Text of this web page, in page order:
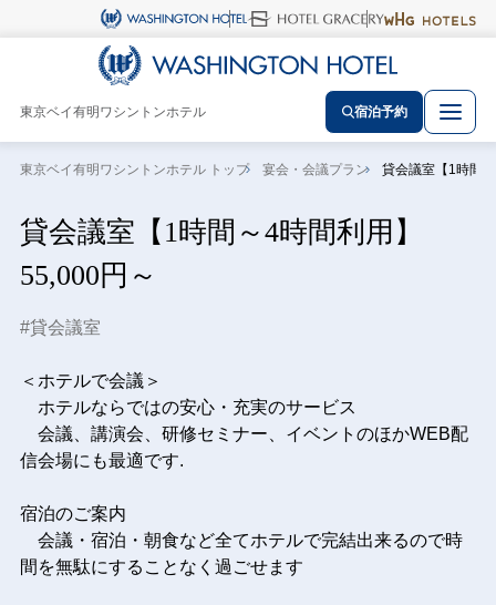
東京ベイ有明ワシントンホテル 宿泊予約
東京ベイ有明ワシントンホテル トップ 宴会・会議プラン 貸会議室【1時間
貸会議室【1時間～4時間利用】
55,000円～
貸会議室
＜ホテルで会議＞
ホテルならではの安心・充実のサービス
会議、講演会、研修セミナー、イベントのほかWEB配
信会場にも最適です.
宿泊のご案内
会議・宿泊・朝食など全てホテルで完結出来るので時
間を無駄にすることなく過ごせます